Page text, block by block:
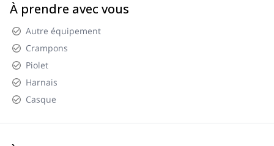
À prendre avec vous
Autre équipement
Crampons
Piolet
Harnais
Casque